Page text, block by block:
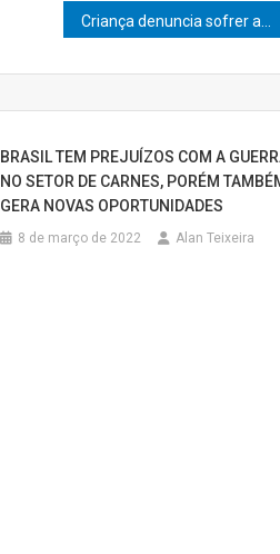
BRASIL TEM PREJUÍZOS COM A
NO SETOR DE CARNES, PORÉM
GERA NOVAS OPORTUNIDADES
8 de março de 2022 Alan Teixeira